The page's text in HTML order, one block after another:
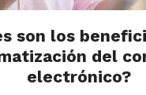
son los
del
electrónico?